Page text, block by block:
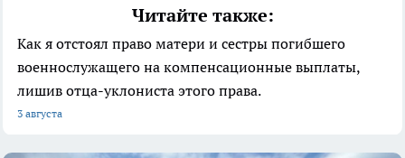
Читайте также:
Как я отстоял право матери и сестры погибшего
военнослужащего на компенсационные выплаты,
лишив отца-уклониста этого права.
3 августа